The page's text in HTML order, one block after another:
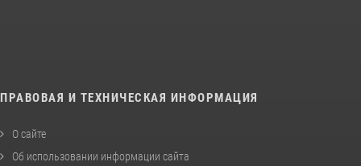
ПРАВОВАЯ И ТЕХНИЧЕСКАЯ ИНФОРМАЦИЯ
О сайте
Об использовании информации сайта